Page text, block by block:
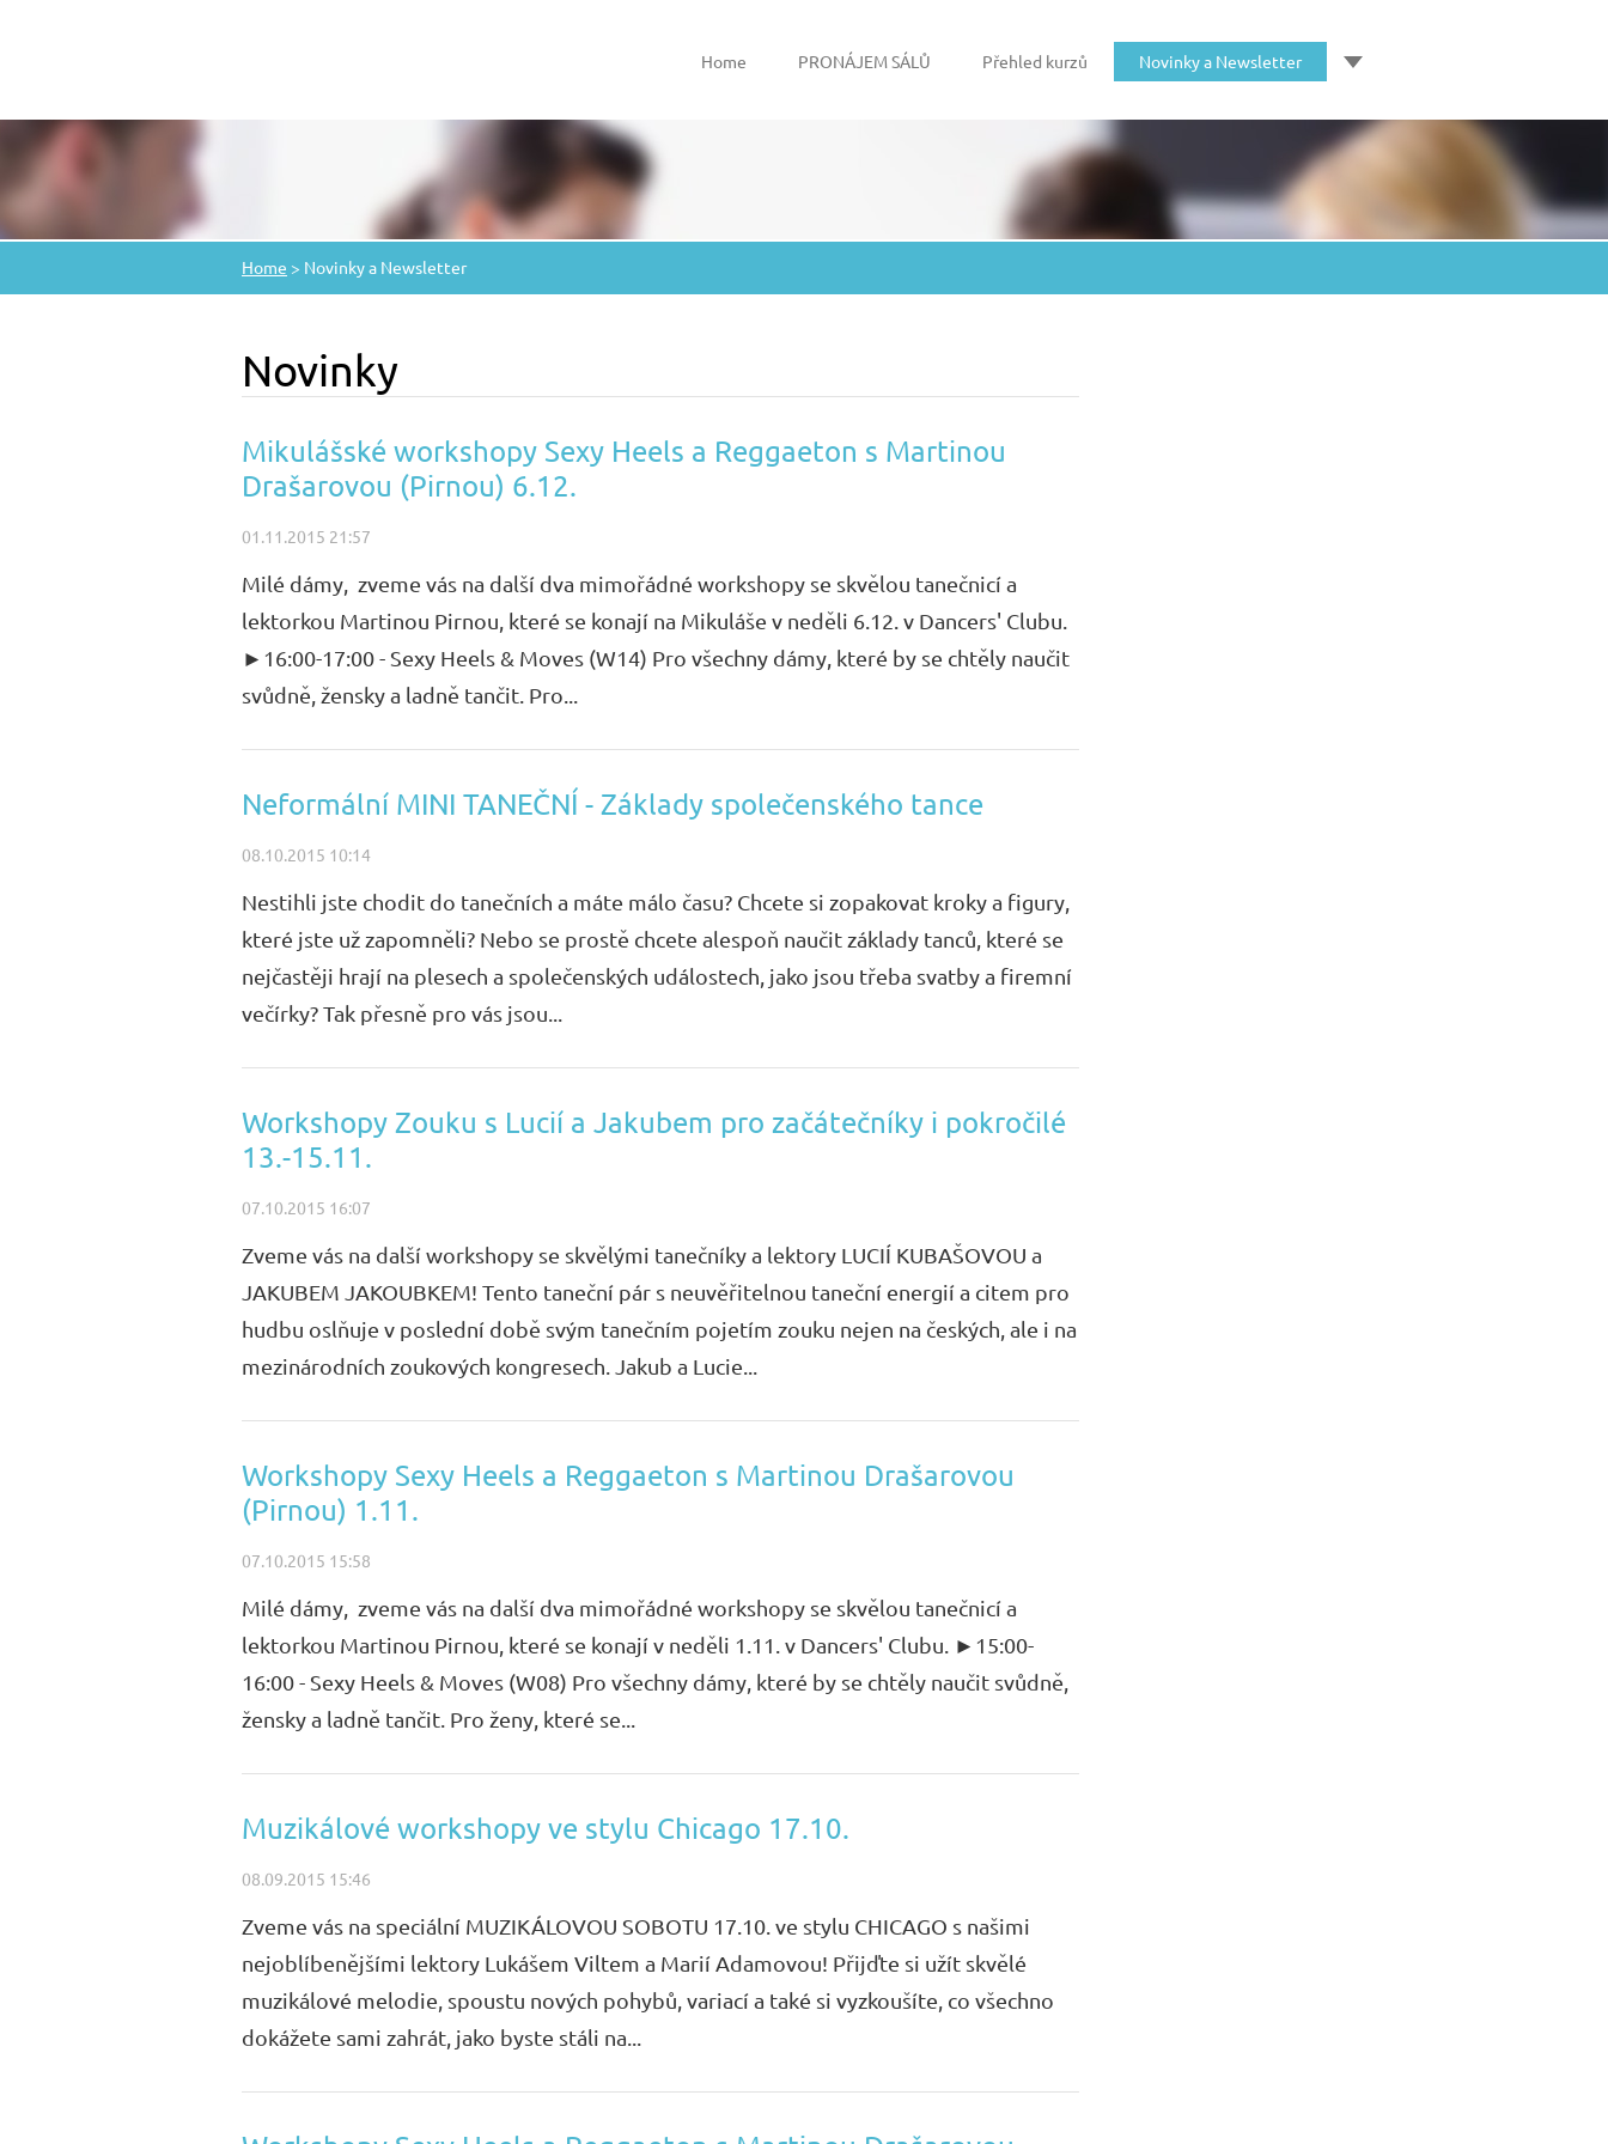
Home PRONÁJEM SÁLŮ Přehled kurzů Novinky a Newsletter
Home > Novinky a Newsletter
Novinky
Mikulášské workshopy Sexy Heels a Reggaeton s Martinou
Drašarovou (Pirnou) 6.12.
01.11.2015 21:57
Milé dámy, zveme vás na další dva mimořádné workshopy se skvělou tanečnicí a
lektorkou Martinou Pirnou, které se konají na Mikuláše v neděli 6.12. v Dancers' Clubu.
►16:00-17:00 - Sexy Heels & Moves (W14) Pro všechny dámy, které by se chtěly naučit
svůdně, žensky a ladně tančit. Pro...
Neformální MINI TANEČNÍ - Základy společenského tance
08.10.2015 10:14
Nestihli jste chodit do tanečních a máte málo času? Chcete si zopakovat kroky a figury,
které jste už zapomněli? Nebo se prostě chcete alespoň naučit základy tanců, které se
nejčastěji hrají na plesech a společenských událostech, jako jsou třeba svatby a firemní
večírky? Tak přesně pro vás jsou...
Workshopy Zouku s Lucií a Jakubem pro začátečníky i pokročilé
13.-15.11.
07.10.2015 16:07
Zveme vás na další workshopy se skvělými tanečníky a lektory LUCIÍ KUBAŠOVOU a
JAKUBEM JAKOUBKEM! Tento taneční pár s neuvěřitelnou taneční energií a citem pro
hudbu oslňuje v poslední době svým tanečním pojetím zouku nejen na českých, ale i na
mezinárodních zoukových kongresech. Jakub a Lucie...
Workshopy Sexy Heels a Reggaeton s Martinou Drašarovou
(Pirnou) 1.11.
07.10.2015 15:58
Milé dámy, zveme vás na další dva mimořádné workshopy se skvělou tanečnicí a
lektorkou Martinou Pirnou, které se konají v neděli 1.11. v Dancers' Clubu. ►15:00-
16:00 - Sexy Heels & Moves (W08) Pro všechny dámy, které by se chtěly naučit svůdně,
žensky a ladně tančit. Pro ženy, které se...
Muzikálové workshopy ve stylu Chicago 17.10.
08.09.2015 15:46
Zveme vás na speciální MUZIKÁLOVOU SOBOTU 17.10. ve stylu CHICAGO s našimi
nejoblíbenějšími lektory Lukášem Viltem a Marií Adamovou! Přijďte si užít skvělé
muzikálové melodie, spoustu nových pohybů, variací a také si vyzkoušíte, co všechno
dokážete sami zahrát, jako byste stáli na...